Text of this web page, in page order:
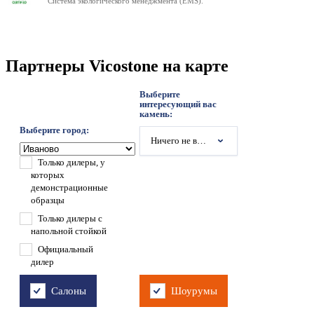
Партнеры Vicostone на карте
Выберите город:
Выберите
интересующий вас
камень:
Ничего не выбрано
Только дилеры, у
которых
демонстрационные
образцы
Только дилеры с
напольной стойкой
Официальный
дилер
Салоны Шоурумы